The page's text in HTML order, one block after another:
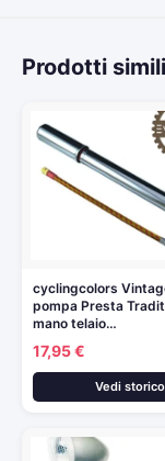
Prodotti
cyclingcolors
pompa Presta
mano telaio…
17,95 €
Vedi storico